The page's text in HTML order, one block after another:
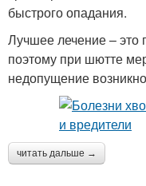
быстрого опадания.
Лучшее лечение – это
поэтому при шютте
недопущение
читать дальше →